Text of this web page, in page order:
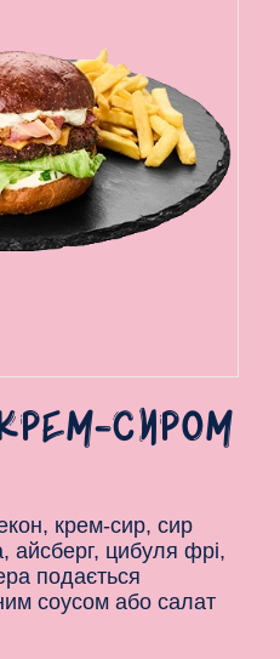
сиром
крем-сир, сир
айсберг, цибуля фрі,
подається
соусом або салат